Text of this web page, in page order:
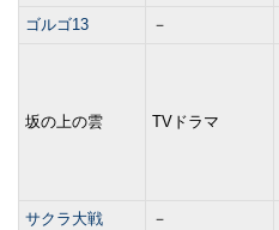
ゴルゴ13 －
坂の上の雲 TVドラマ
サクラ大戦 －